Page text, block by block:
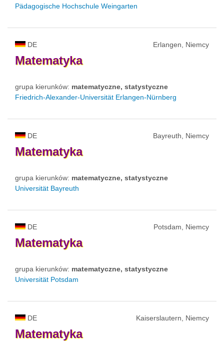
Pädagogische Hochschule Weingarten
DE Erlangen, Niemcy
Matematyka
grupa kierunków: matematyczne, statystyczne
Friedrich-Alexander-Universität Erlangen-Nürnberg
DE Bayreuth, Niemcy
Matematyka
grupa kierunków: matematyczne, statystyczne
Universität Bayreuth
DE Potsdam, Niemcy
Matematyka
grupa kierunków: matematyczne, statystyczne
Universität Potsdam
DE Kaiserslautern, Niemcy
Matematyka